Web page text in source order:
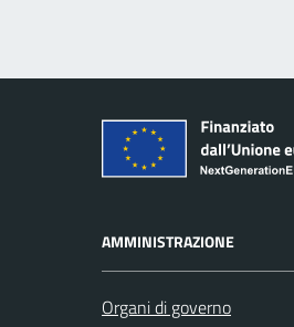
AMMINISTRAZIONE
Organi di governo